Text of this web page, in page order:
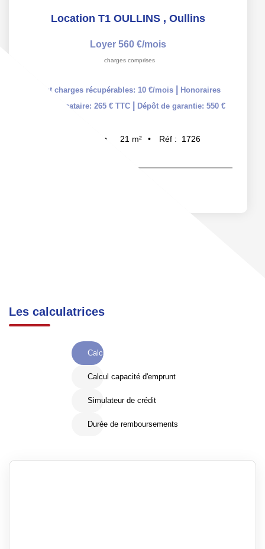
Location T1 OULLINS , Oullins
Loyer 560 €/mois
charges comprises
dont charges récupérables: 10 €/mois
Honoraires
charge locataire: 265 € TTC
Dépôt de garantie: 550 €
21 m² Réf : 1726
Les calculatrices
Calcul Frais de notaire
Calcul capacité d'emprunt
Simulateur de crédit
Durée de remboursements